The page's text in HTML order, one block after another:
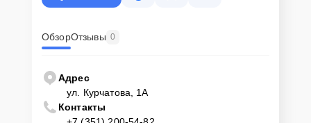
ОбзорОтзывы 0
Адрес
ул. Курчатова, 1А
Контакты